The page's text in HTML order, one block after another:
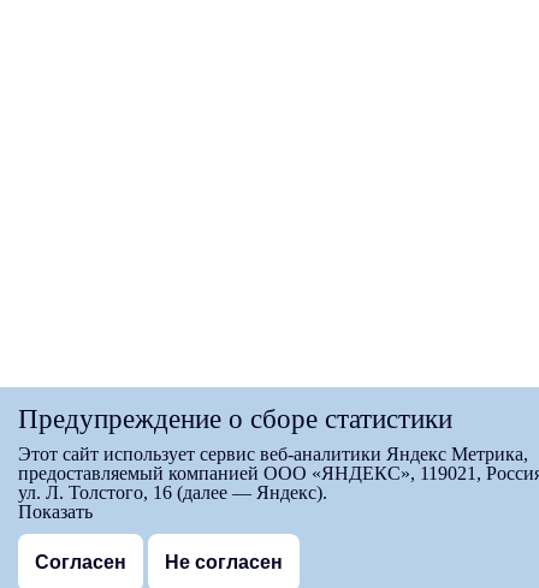
Предупреждение о сборе статистики
Этот сайт использует сервис веб-аналитики Яндекс Метрика,
предоставляемый компанией ООО «ЯНДЕКС», 119021,
ул. Л. Толстого, 16 (далее — Яндекс).
Показать
Согласен Не согласен